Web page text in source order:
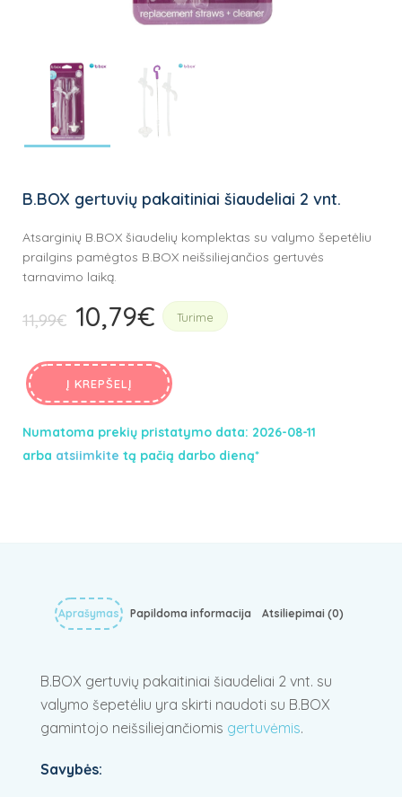
B.BOX gertuvių pakaitiniai šiaudeliai 2 vnt.
Atsarginių B.BOX šiaudelių komplektas su valymo šepetėliu
prailgins pamėgtos B.BOX neišsiliejančios gertuvės
tarnavimo laiką.
11,99€ Original
was:
11,99€.
10,79€ Current
is:
10,79€.
Turime
Į KREPŠELĮ
Numatoma prekių pristatymo data: 2026-08-11
arba atsiimkite tą pačią darbo dieną*
Aprašymas Papildoma informacija Atsiliepimai (0)
B.BOX gertuvių pakaitiniai šiaudeliai 2 vnt. su
valymo šepetėliu yra skirti naudoti su B.BOX
gamintojo neišsiliejančiomis gertuvėmis.
Savybės: